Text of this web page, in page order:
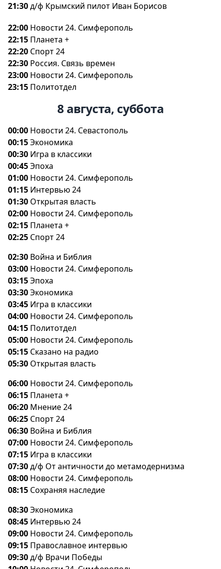
21:30д/ф Крымский пилот Иван Борисо
22:00 Новости 24. Симферополь
22:15 Планета +
22:20 Спорт 24
22:30 Россия. Связь времен
23:00 Новости 24. Симферополь
23:15 Политотдел
8 августа, суббота
00:00 Новости 24. Севастополь
00:15Экономика
00:30 Игра в классики
00:45Эпоха
01:00 Новости 24. Симферополь
01:15 Интервью 24
01:30 Открытая власть
02:00 Новости 24. Симферополь
02:15 Планета +
02:25 Спорт 24
02:30 ойна и Библия
03:00 Новости 24. Симферополь
03:15Эпоха
03:30Экономика
03:45 Игра в классики
04:00 Новости 24. Симферополь
04:15 Политотдел
05:00 Новости 24. Симферополь
05:15 Сказано на радио
05:30 Открытая власть
06:00 Новости 24. Симферополь
06:15 Планета +
06:20 Мнение 24
06:25 Спорт 24
06:30 ойна и Библия
07:00 Новости 24. Симферополь
07:15 Игра в классики
07:30д/ф От античности до метамодернизма
08:00 Новости 24. Симферополь
08:15 Сохраняя наследие
08:30Экономика
08:45 Интервью 24
09:00 Новости 24. Симферополь
09:15 Православное интервью
09:30д/ф Врачи Победы